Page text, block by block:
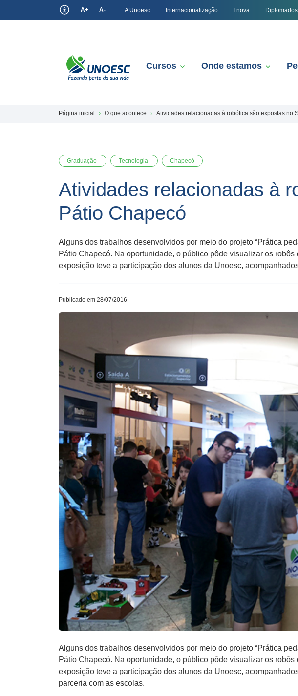
A+ A- A Unoesc Internacionalização I.nova Diplomados
Cursos Onde estamos
Página inicial O que acontece Atividades relacionadas à robótica são expostas no
Graduação Tecnologia Chapecó
Atividades relacionadas à
Pátio Chapecó
Alguns dos trabalhos desenvolvidos por meio do projeto “Prática
Pátio Chapecó. Na oportunidade, o público pôde visualizar os
exposição teve a participação dos alunos da Unoesc,
Publicado em 28/07/2016
Alguns dos trabalhos desenvolvidos por meio do projeto “Prática
Pátio Chapecó. Na oportunidade, o público pôde visualizar os
exposição teve a participação dos alunos da Unoesc,
parceria com as escolas.